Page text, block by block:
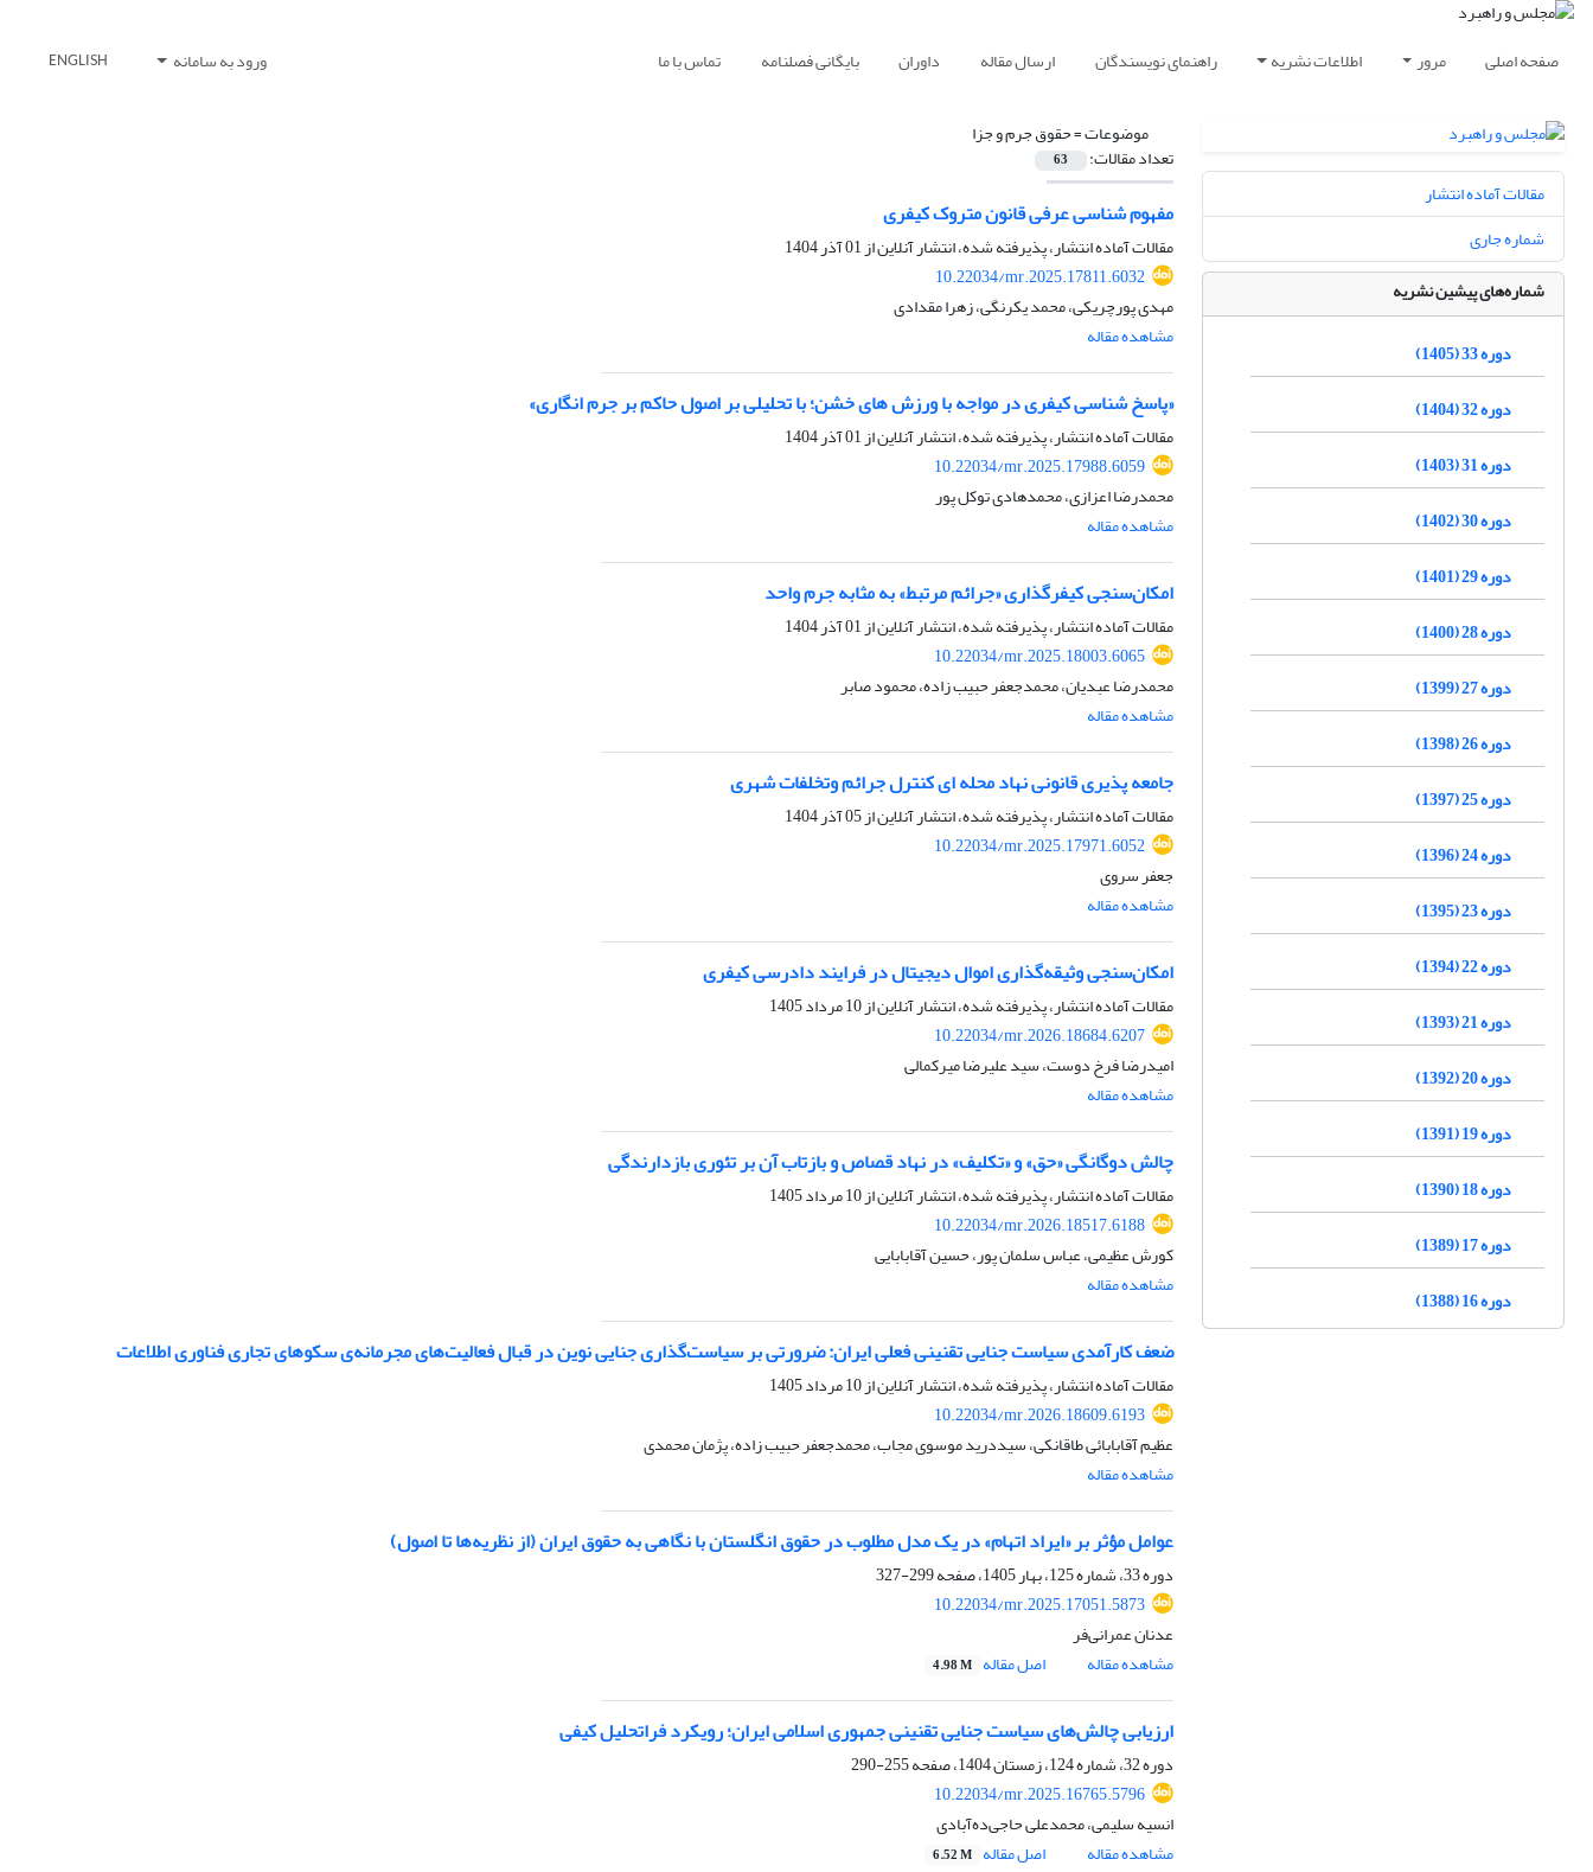
صفحه اصلی مرور اطلاعات نشریه راهنمای نویسندگان ارسال مقاله داوران بایگانی فصلنامه تماس با ما ورود به سامانه ENGLISH
موضوعات =حقوق جرم و جزا
تعداد مقالات: 63
مفهوم شناسی عرفی قانون متروک کیفری
مقالات آماده انتشار، پذیرفته شده، انتشار آنلاین از01 آذر 1404
10.22034/mr.2025.17811.6032
مهدی پورچریکی، محمد یکرنگی، زهرا مقدادی
مشاهده مقاله
«پاسخ شناسی کیفری در مواجه با ورزش های خشن؛ با تحلیلی بر اصول حاکم بر جرم انگاری»
مقالات آماده انتشار، پذیرفته شده، انتشار آنلاین از01 آذر 1404
10.22034/mr.2025.17988.6059
محمدرضا اعزازی، محمدهادی توکل پور
مشاهده مقاله
امکان‌سنجی کیفرگذاری «جرائم مرتبط» به‌ مثابه جرم واحد
مقالات آماده انتشار، پذیرفته شده، انتشار آنلاین از01 آذر 1404
10.22034/mr.2025.18003.6065
محمدرضا عبدیان، محمدجعفر حبیب زاده، محمود صابر
مشاهده مقاله
جامعه پذیری قانونی نهاد محله ای کنترل جرائم وتخلفات شهری
مقالات آماده انتشار، پذیرفته شده، انتشار آنلاین از05 آذر 1404
10.22034/mr.2025.17971.6052
جعفر سروی
مشاهده مقاله
امکان‌سنجی وثیقه‌گذاری اموال دیجیتال در فرایند دادرسی کیفری
مقالات آماده انتشار، پذیرفته شده، انتشار آنلاین از10 مرداد 1405
10.22034/mr.2026.18684.6207
امیدرضا فرخ دوست، سید علیرضا میرکمالی
مشاهده مقاله
چالش دوگانگی «حق» و «تکلیف» در نهاد قصاص و بازتاب آن بر تئوری بازدارندگی
مقالات آماده انتشار، پذیرفته شده، انتشار آنلاین از10 مرداد 1405
10.22034/mr.2026.18517.6188
کورش عظیمی، عباس سلمان پور، حسین آقابابایی
مشاهده مقاله
ضعف کارآمدی سیاست جنایی تقنینی فعلی ایران: ضرورتی بر سیاست‌گذاری جنایی نوین در قبال فعالیت‌های مجرمانه‌ی سکوهای تجاری فناوری اطلاعات
مقالات آماده انتشار، پذیرفته شده، انتشار آنلاین از10 مرداد 1405
10.22034/mr.2026.18609.6193
عظیم آقابابائی طاقانکی، سیددرید موسوی مجاب، محمدجعفر حبیب زاده، پژمان محمدی
مشاهده مقاله
عوامل مؤثر بر «ایراد اتهام» در یک مدل مطلوب در حقوق انگلستان با نگاهی به حقوق ایران (از نظریه‌ها تا اصول)
دوره 33، شماره 125، بهار 1405، صفحه
299-327
10.22034/mr.2025.17051.5873
عدنان عمرانی‌فر
مشاهده مقاله
اصل مقاله 4.98 M
ارزیابی چالش‌‌‌‌های سیاست جنایی تقنینی جمهوری اسلامی ایران؛ رویکرد فراتحلیل کیفی
دوره 32، شماره 124، زمستان 1404، صفحه
255-290
10.22034/mr.2025.16765.5796
انسیه سلیمی، محمدعلی حاجی‌ده‌آبادی
مشاهده مقاله
اصل مقاله 6.52 M
مقالات آماده انتشار
شماره جاری
شماره‌های پیشین نشریه
دوره 33 (1405)
دوره 32 (1404)
دوره 31 (1403)
دوره 30 (1402)
دوره 29 (1401)
دوره 28 (1400)
دوره 27 (1399)
دوره 26 (1398)
دوره 25 (1397)
دوره 24 (1396)
دوره 23 (1395)
دوره 22 (1394)
دوره 21 (1393)
دوره 20 (1392)
دوره 19 (1391)
دوره 18 (1390)
دوره 17 (1389)
دوره 16 (1388)